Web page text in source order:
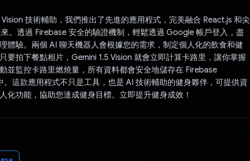
技術輔助，我們推出了先進的應用程式，完美融合 React.js 和尖
。透過 Firebase 安全的驗證機制，輕鬆透過 Google 帳戶登入，盡
體驗。兩個 AI 聊天機器人會根據您的需求，制定個人化的飲食和健
要拍下餐點相片，Gemini 1.5 Vision 就會立即計算卡路里，讓你掌握
並監控卡路里燃燒量，所有資料都會安全地儲存在 Firebase
這款應用程式不只是工具，也是 AI 技術輔助的健身夥伴，可提供資
化功能，協助您達成健身目標。立即提升健身成效！